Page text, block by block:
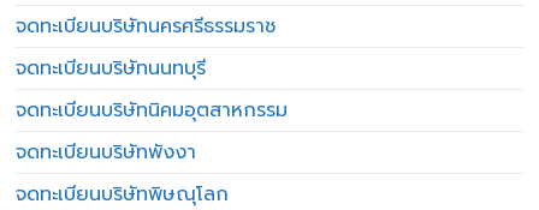
จดทะเบียนบริษัทนครศรีธรรมราช
จดทะเบียนบริษัทนนทบุรี
จดทะเบียนบริษัทนิคมอุตสาหกรรม
จดทะเบียนบริษัทพังงา
จดทะเบียนบริษัทพิษณุโลก